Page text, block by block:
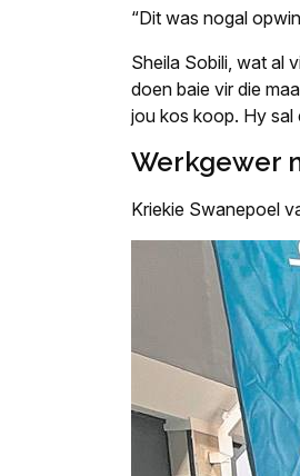
“Dit was nogal
Sheila Sobili, wat al
doen baie vir die
jou kos koop. Hy sal
Werkgewer
Kriekie Swanepoel